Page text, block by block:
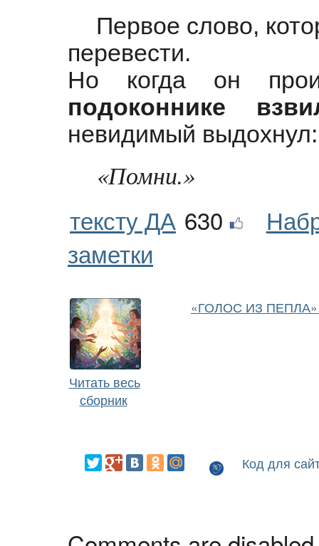
Первое слово,
перевести.
Но когда он
подоконнике
невидимый выдохнул:
«Помни.»
тексту ДА 630
заметки
Читать весь
сборник
«ГОЛОС ИЗ
Код для